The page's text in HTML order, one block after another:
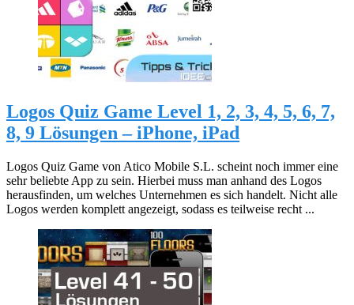
Logos Quiz Game Level 1, 2, 3, 4, 5, 6, 7,
8, 9 Lösungen – iPhone, iPad
Logos Quiz Game von Atico Mobile S.L. scheint noch immer eine
sehr beliebte App zu sein. Hierbei muss man anhand des Logos
herausfinden, um welches Unternehmen es sich handelt. Nicht alle
Logos werden komplett angezeigt, sodass es teilweise recht ...